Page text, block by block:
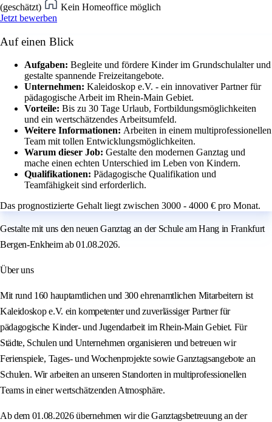
(geschätzt)
Kein Homeoffice möglich
Jetzt bewerben
Auf einen Blick
Aufgaben: Begleite und fördere Kinder im Grundschulalter und
gestalte spannende Freizeitangebote.
Unternehmen: Kaleidoskop e.V. - ein innovativer Partner für
pädagogische Arbeit im Rhein-Main Gebiet.
Vorteile: Bis zu 30 Tage Urlaub, Fortbildungsmöglichkeiten
und ein wertschätzendes Arbeitsumfeld.
Weitere Informationen: Arbeiten in einem multiprofessionellen
Team mit tollen Entwicklungsmöglichkeiten.
Warum dieser Job: Gestalte den modernen Ganztag und
mache einen echten Unterschied im Leben von Kindern.
Qualifikationen: Pädagogische Qualifikation und
Teamfähigkeit sind erforderlich.
Das prognostizierte Gehalt liegt zwischen 3000 - 4000 € pro Monat.
Gestalte mit uns den neuen Ganztag an der Schule am Hang in Frankfurt
Bergen-Enkheim ab 01.08.2026.
Über uns
Mit rund 160 hauptamtlichen und 300 ehrenamtlichen Mitarbeitern ist
Kaleidoskop e.V. ein kompetenter und zuverlässiger Partner für
pädagogische Kinder- und Jugendarbeit im Rhein-Main Gebiet. Für
Städte, Schulen und Unternehmen organisieren und betreuen wir
Ferienspiele, Tages- und Wochenprojekte sowie Ganztagsangebote an
Schulen. Wir arbeiten an unseren Standorten in multiprofessionellen
Teams in einer wertschätzenden Atmosphäre.
Ab dem 01.08.2026 übernehmen wir die Ganztagsbetreuung an der